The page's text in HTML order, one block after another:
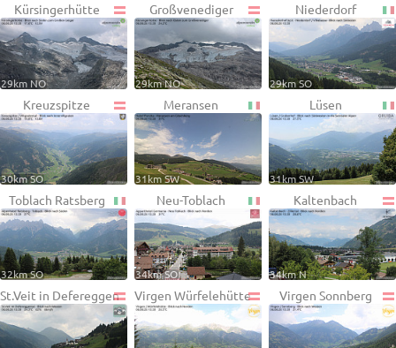
Kürsingerhütte
29km NO
Großvenediger
29km NO
Niederdorf
29km SO
Kreuzspitze
30km SO
Meransen
31km SW
Lüsen
31km SW
Toblach Ratsberg
32km SO
Neu-Toblach
34km SO
Kaltenbach
34km N
St.Veit in Defereggen Virgen Würfelehütte Virgen Sonnberg